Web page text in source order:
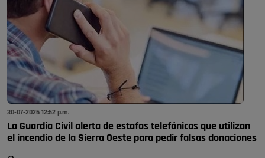
30-07-2026 12:52 p.m.
La Guardia Civil alerta de estafas telefónicas que utilizan
el incendio de la Sierra Oeste para pedir falsas donaciones